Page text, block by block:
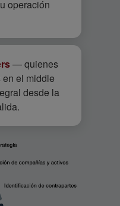
operación
— quienes
el middle
desde la